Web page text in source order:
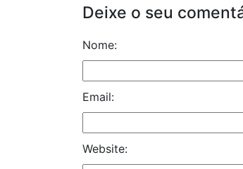
Deixe o seu
Nome:
Email:
Website: